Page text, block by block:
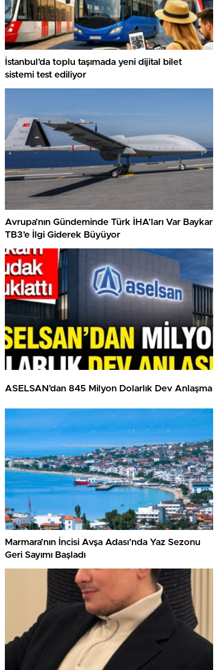
İstanbul’da toplu taşımada yeni dijital bilet
sistemi test ediliyor
Avrupa’nın Gündeminde Türk İHA’ları Var Baykar
TB3’e İlgi Giderek Büyüyor
ASELSAN’dan 845 Milyon Dolarlık Dev Anlaşma
Marmara’nın İncisi Avşa Adası’nda Yaz Sezonu
Geri Sayımı Başladı